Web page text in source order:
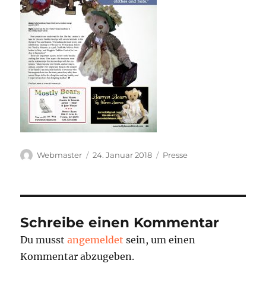
Autor
Webmaster
Veröffentlicht
24. Januar 2018 Kategorien
Presse
Schreibe einen Kommentar
Du musstangemeldet sein, um einen
Kommentar abzugeben.